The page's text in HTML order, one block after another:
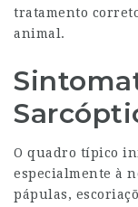
tratamento
animal.
O quadro típico
especialmente à
pápulas,